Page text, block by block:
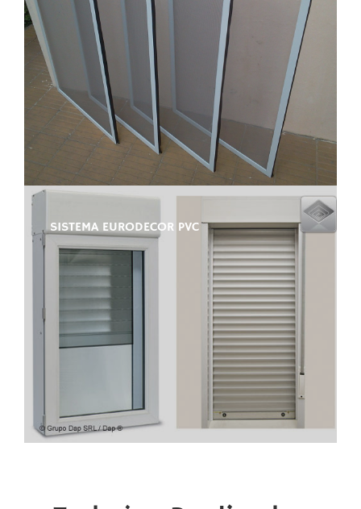
SISTEMA EURODECOR PVC